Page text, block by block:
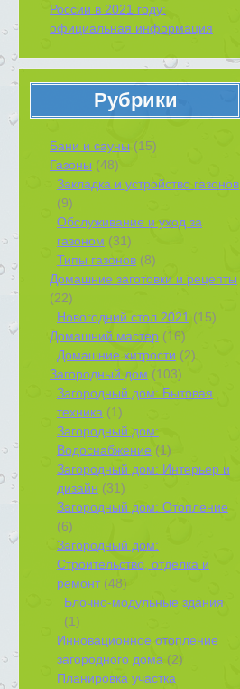
России в 2021 году:
официальная информация
Рубрики
Бани и сауны (15)
Газоны (48)
Закладка и устройство газонов
(9)
Обслуживание и уход за
газоном (31)
Типы газонов (8)
Домашние заготовки и рецепты
(22)
Новогодний стол 2021 (15)
Домашний мастер (16)
Домашние хитрости (2)
Загородный дом (103)
Загородный дом: Бытовая
техника (1)
Загородный дом:
Водоснабжение (1)
Загородный дом: Интерьер и
дизайн (31)
Загородный дом: Отопление
(6)
Загородный дом:
Строительство, отделка и
ремонт(48)
Блочно-модульные здания
(1)
Инновационное отопление
загородного дома (2)
Планировка участка